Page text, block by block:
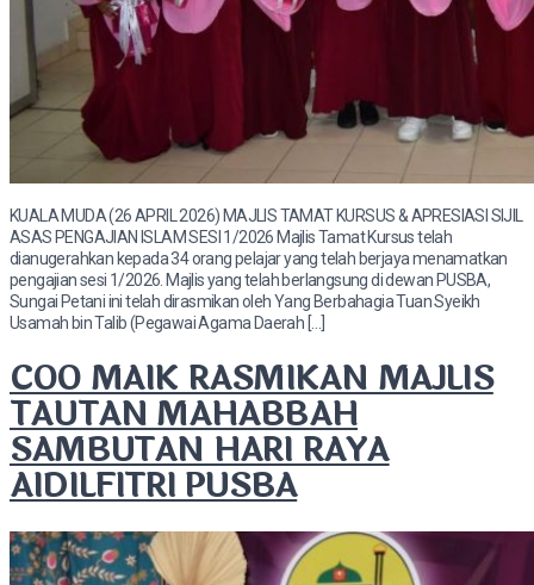
KUALA MUDA (26 APRIL 2026) MAJLIS TAMAT KURSUS & APRESIASI SIJIL
ASAS PENGAJIAN ISLAM SESI 1/2026 Majlis Tamat Kursus telah
dianugerahkan kepada 34 orang pelajar yang telah berjaya menamatkan
pengajian sesi 1/2026. Majlis yang telah berlangsung di dewan PUSBA,
Sungai Petani ini telah dirasmikan oleh Yang Berbahagia Tuan Syeikh
Usamah bin Talib (Pegawai Agama Daerah […]
COO MAIK RASMIKAN MAJLIS
TAUTAN MAHABBAH
SAMBUTAN HARI RAYA
AIDILFITRI PUSBA